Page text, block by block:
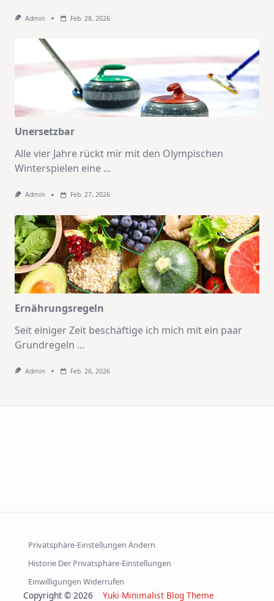
Admin Feb. 28, 2026
Unersetzbar
Alle vier Jahre rückt mir mit den Olympischen
Winterspielen eine ...
Admin Feb. 27, 2026
Ernährungsregeln
Seit einiger Zeit beschäftige ich mich mit ein paar
Grundregeln ...
Admin Feb. 26, 2026
Privatsphäre-Einstellungen Ändern
Historie Der Privatsphäre-Einstellungen
Einwilligungen Widerrufen
Copyright © 2026 Yuki Minimalist Blog Theme